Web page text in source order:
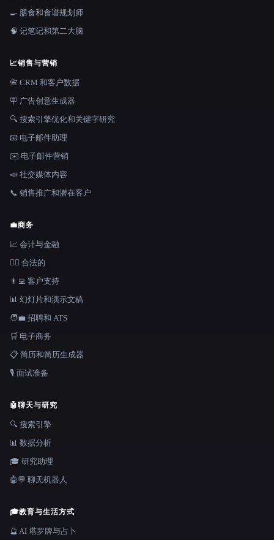
🍳 膳食和食谱规划师
🧠 记笔记和第二大脑
📈销售与营销
📇 CRM 和客户数据
🪧 广告创意生成器
🔍 搜索引擎优化和关键字研究
📧 电子邮件助理
✉️ 电子邮件营销
📣 社交媒体内容
📞 销售推广和潜在客户
💼商务
📈 会计与金融
👩‍⚖️ 合法的
👨‍💻 客户支持
📊 幻灯片和演示文稿
🧑‍💼 招聘和 ATS
🛒 电子商务
📋 简历和简历生成器
🎙️ 面试准备
🤖聊天与研究
🔍 搜索引擎
📊 数据分析
🎓 研究助理
🤖💬 聊天机器人
🎓教育与生活方式
🔮 AI 塔罗牌与占卜